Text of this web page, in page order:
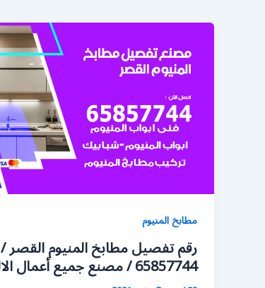
مطابخ المنيوم
رقم تفصيل مطابخ المنيوم القصر /
65857744 / مصنع جميع أعمال الالمنيوم